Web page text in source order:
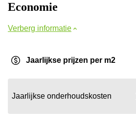
Economie
Verberg informatie
Jaarlijkse prijzen per m2
Jaarlijkse onderhoudskosten